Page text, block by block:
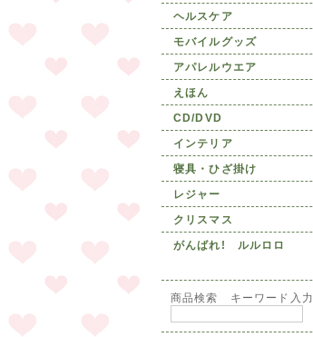
ヘルスケア
モバイルグッズ
アパレルウエア
えほん
CD/DVD
インテリア
寝具・ひざ掛け
レジャー
クリスマス
がんばれ! ルルロロ
商品検索 キーワード入力